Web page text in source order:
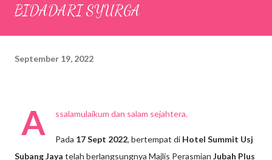
BIDADARI SYURGA
September 19, 2022
A ssalamulaikum dan salam sejahtera.
Pada 17 Sept 2022, bertempat di Hotel Summit Usj
Subang Jaya telah berlangsungnya Majlis Perasmian Jubah Plus